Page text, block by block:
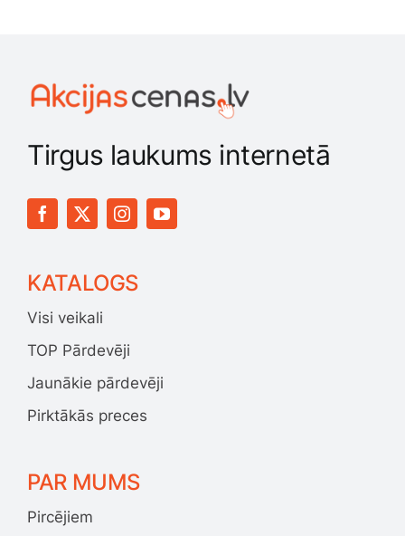
Tirgus laukums internetā
KATALOGS
Visi veikali
TOP Pārdevēji
Jaunākie pārdevēji
Pirktākās preces
PAR MUMS
Pircējiem